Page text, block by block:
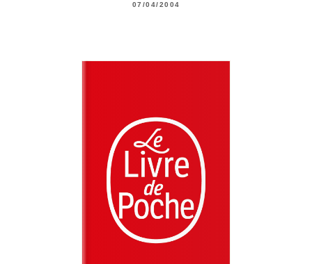
07/04/2004